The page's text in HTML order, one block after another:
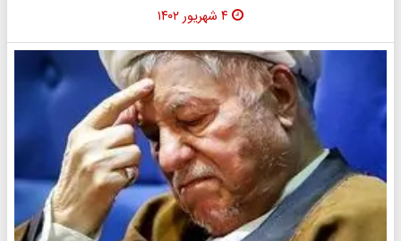
۴ شهریور ۱۴۰۲